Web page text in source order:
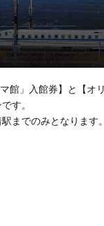
館」入館券】と【オ
す。
までのみとなります